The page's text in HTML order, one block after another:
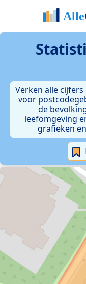
Verken alle
voor
de
leefomgeving
grafieken